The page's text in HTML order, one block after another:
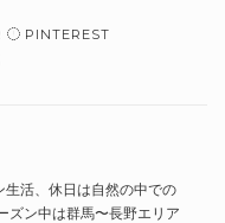
PINTEREST
生活、休日は自然の中での
ズン中は群馬〜長野エリア